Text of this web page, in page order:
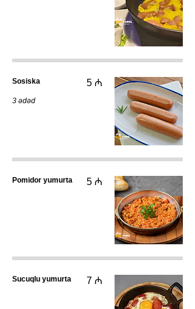
Sosiska
3 ədəd
5 ₼
Pomidor yumurta 5 ₼
Sucuqlu yumurta 7 ₼